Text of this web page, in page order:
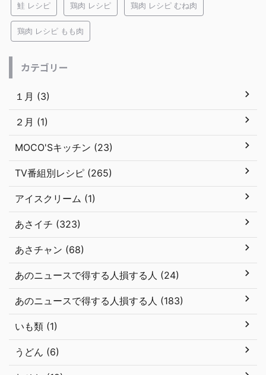
鮭 レシピ 鶏肉 レシピ 鶏肉 レシピ むね肉
鶏肉 レシピ もも肉
カテゴリー
１月 (3)
２月 (1)
MOCO'Sキッチン (23)
TV番組別レシピ (265)
アイスクリーム (1)
あさイチ (323)
あさチャン (68)
あのニュースで得する人損する人 (24)
あのニュースで得する人損する人 (183)
いも類 (1)
うどん (6)